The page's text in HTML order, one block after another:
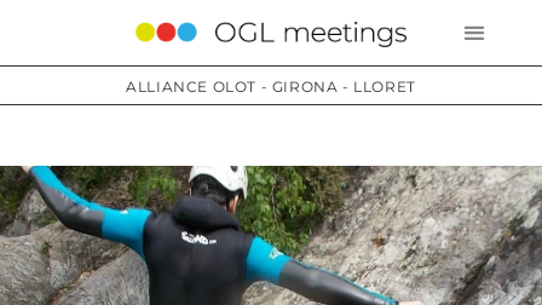
ALLIANCE OLOT - GIRONA - LLORET